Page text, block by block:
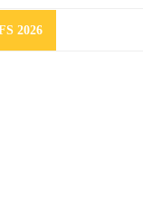
2026Request
a